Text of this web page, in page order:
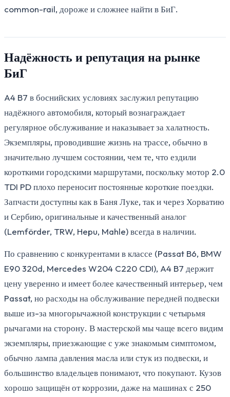
common-rail, дороже и сложнее найти в БиГ.
Надёжность и репутация на рынке
БиГ
A4 B7 в боснийских условиях заслужил репутацию
надёжного автомобиля, который вознаграждает
регулярное обслуживание и наказывает за халатность.
Экземпляры, проводившие жизнь на трассе, обычно в
значительно лучшем состоянии, чем те, что ездили
короткими городскими маршрутами, поскольку мотор 2.0
TDI PD плохо переносит постоянные короткие поездки.
Запчасти доступны как в Баня Луке, так и через Хорватию
и Сербию, оригинальные и качественный аналог
(Lemförder, TRW, Hepu, Mahle) всегда в наличии.
По сравнению с конкурентами в классе (Passat B6, BMW
E90 320d, Mercedes W204 C220 CDI), A4 B7 держит
цену уверенно и имеет более качественный интерьер, чем
Passat, но расходы на обслуживание передней подвески
выше из-за многорычажной конструкции с четырьмя
рычагами на сторону. В мастерской мы чаще всего видим
экземпляры, приезжающие с уже знакомым симптомом,
обычно лампа давления масла или стук из подвески, и
большинство владельцев понимают, что покупают. Кузов
хорошо защищён от коррозии, даже на машинах с 250